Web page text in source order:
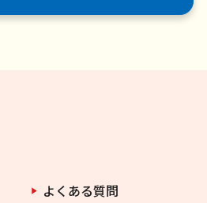
よくある質問